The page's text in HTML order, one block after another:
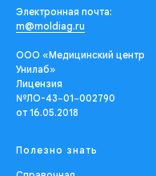
Электронная почта:
m@moldiag.ru
ООО «Медицинский центр
Унилаб»
Лицензия
№ЛО-43−01−002790
от 16.05.2018
Полезно знать